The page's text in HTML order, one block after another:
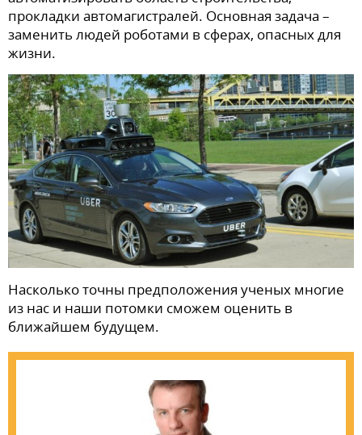
прокладки автомагистралей. Основная задача –
заменить людей роботами в сферах, опасных для
жизни.
Насколько точны предположения ученых многие
из нас и наши потомки сможем оценить в
ближайшем будущем.